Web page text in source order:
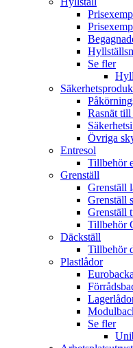
Se fler
Rasnät
Övriga
Entresol
Tillbehör
Grenställ
Grenställ
Grenställ
Grenställ
Tillbehör
Däckställ
Tillbehör
Plastlådor
Se fler